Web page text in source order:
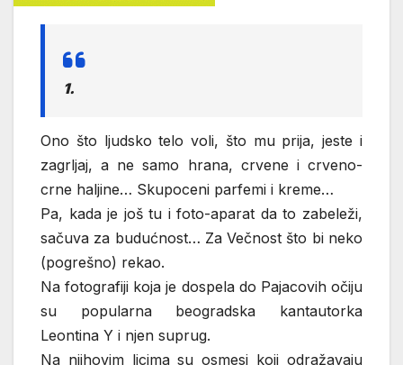
1.
Ono što ljudsko telo voli, što mu prija, jeste i
zagrljaj, a ne samo hrana, crvene i crveno-
crne haljine… Skupoceni parfemi i kreme…
Pa, kada je još tu i foto-aparat da to zabeleži,
sačuva za budućnost… Za Večnost što bi neko
(pogrešno) rekao.
Na fotografiji koja je dospela do Pajacovih očiju
su popularna beogradska kantautorka
Leontina Y i njen suprug.
Na njihovim licima su osmesi koji odražavaju